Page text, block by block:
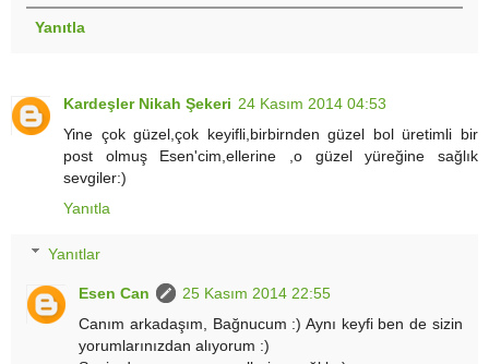
Yanıtla
Kardeşler Nikah Şekeri 24 Kasım 2014 04:53
Yine çok güzel,çok keyifli,birbirnden güzel bol üretimli bir
post olmuş Esen'cim,ellerine ,o güzel yüreğine sağlık
sevgiler:)
Yanıtla
Yanıtlar
Esen Can
25 Kasım 2014 22:55
Canım arkadaşım, Bağnucum :) Aynı keyfi ben de sizin
yorumlarınızdan alıyorum :)